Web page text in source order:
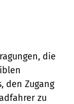
die
den Zugang
zu